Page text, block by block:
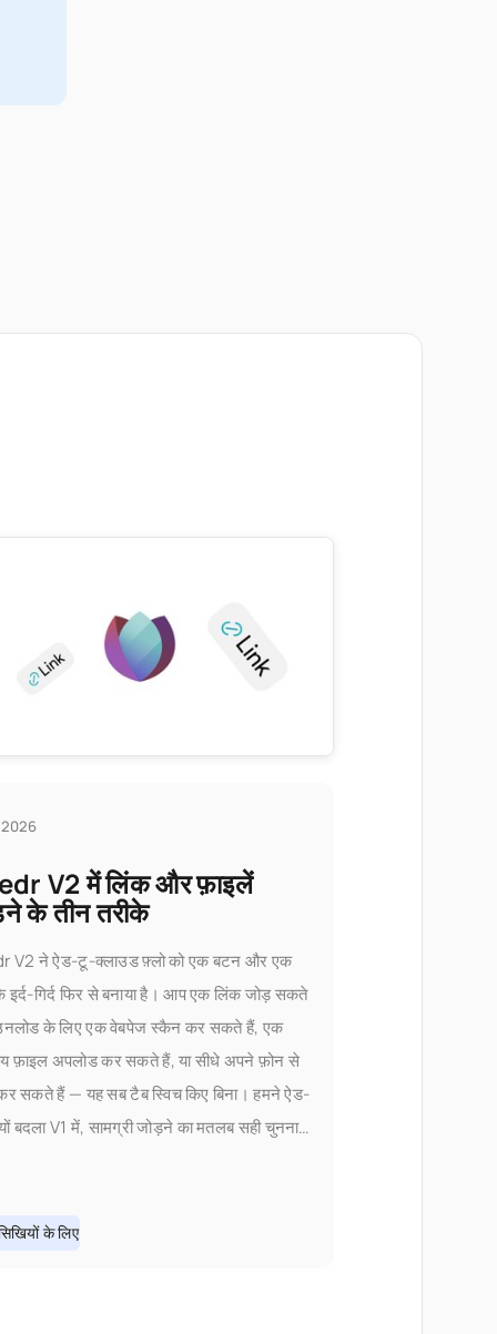
2026
V2 में लिंक और फ़ाइलें
के तीन तरीके
V2 ने ऐड-टू-क्लाउड फ़्लो को एक बटन और एक
इर्द-गिर्द फिर से बनाया है। आप एक लिंक जोड़ सकते
के लिए एक वेबपेज स्कैन कर सकते हैं, एक
फ़ाइल अपलोड कर सकते हैं, या सीधे अपने फ़ोन से
सकते हैं — यह सब टैब स्विच किए बिना। हमने ऐड-
बदला V1 में, सामग्री जोड़ने का मतलब सही चुनना
के लिए